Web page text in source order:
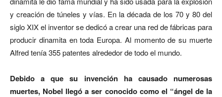
y creación de túneles y vías. En la década de los 70 y 80 del
siglo XIX el inventor se dedicó a crear una red de fábricas para
producir dinamita en toda Europa. Al momento de su muerte
Alfred tenía 355 patentes alrededor de todo el mundo.
Debido a que su invención ha causado numerosas
muertes, Nobel llegó a ser conocido como el “ángel de la